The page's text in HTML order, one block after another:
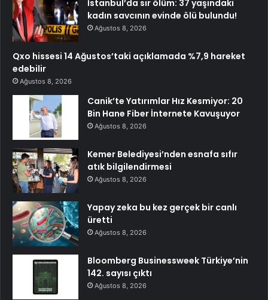
İstanbul’da sır ölüm: 37 yaşındaki
kadın savcının evinde ölü bulundu!
Ağustos 8, 2026
Qxo hissesi 14 Ağustos’taki açıklamada %7,9 hareket
edebilir
Ağustos 8, 2026
Canik’te Yatırımlar Hız Kesmiyor: 20
Bin Hane Fiber İnternete Kavuşuyor
Ağustos 8, 2026
Kemer Belediyesi’nden esnafa sıfır
atık bilgilendirmesi
Ağustos 8, 2026
Yapay zeka bu kez gerçek bir canlı
üretti
Ağustos 8, 2026
Bloomberg Businessweek Türkiye’nin
142. sayısı çıktı
Ağustos 8, 2026